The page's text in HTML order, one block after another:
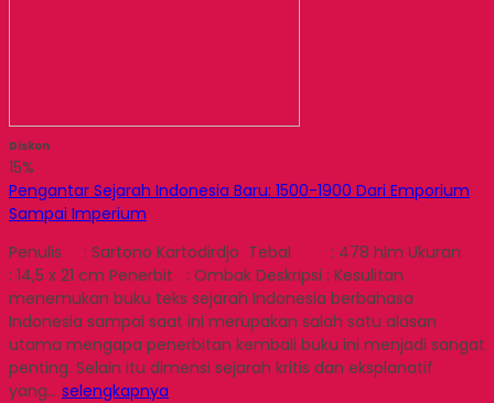
Diskon
15%
Pengantar Sejarah Indonesia Baru: 1500-1900 Dari Emporium
Sampai Imperium
Penulis : Sartono Kartodirdjo Tebal : 478 hlm Ukuran
: 14,5 x 21 cm Penerbit : Ombak Deskripsi : Kesulitan
menemukan buku teks sejarah Indonesia berbahasa
Indonesia sampai saat ini merupakan salah satu alasan
utama mengapa penerbitan kembali buku ini menjadi sangat
penting. Selain itu dimensi sejarah kritis dan eksplanatif
yang… selengkapnya